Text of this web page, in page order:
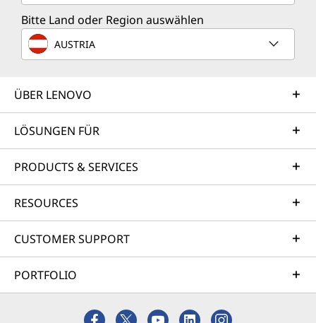
Bitte Land oder Region auswählen
AUSTRIA
ÜBER LENOVO
LÖSUNGEN FÜR
PRODUCTS & SERVICES
RESOURCES
CUSTOMER SUPPORT
PORTFOLIO